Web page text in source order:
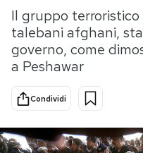
Tecnologia
Internet
Scienza
Cultura
Economia
Il gruppo
talebani afghani,
governo, come
a Peshawar
Condividi